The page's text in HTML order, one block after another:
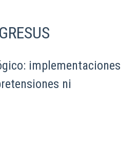
implementaciones
ni